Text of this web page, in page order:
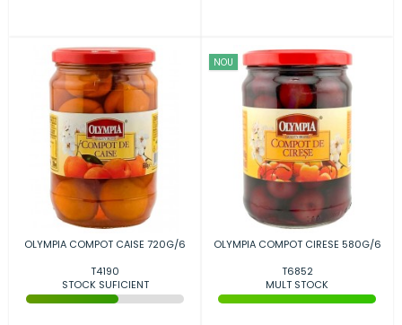
OLYMPIA COMPOT CAISE 720G/6
T4190
STOCK SUFICIENT
NOU
OLYMPIA COMPOT CIRESE 580G/6
T6852
MULT STOCK